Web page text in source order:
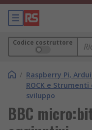
Codice costruttore
/ Raspberry Pi,
ROCK e Strumenti
sviluppo
BBC